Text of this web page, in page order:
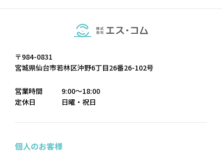
〒984-0831
宮城県仙台市若林区沖野6丁目26番26-102号
営業時間
9:00～18:00
定休日
日曜・祝日
個人のお客様